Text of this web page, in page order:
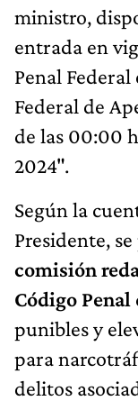
ministro,
entrada en
Penal
Federal de
de las 00:00
2024".
Según la
Presidente,
comisión
Código Penal
punibles y
para
delitos